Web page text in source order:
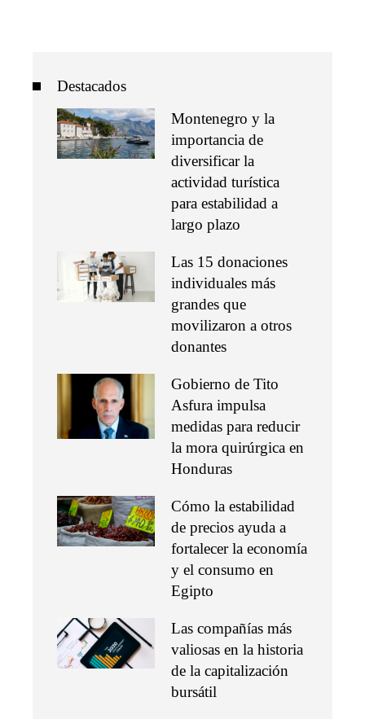
Destacados
Montenegro y la
importancia de
diversificar la
actividad turística
para estabilidad a
largo plazo
Las 15 donaciones
individuales más
grandes que
movilizaron a otros
donantes
Gobierno de Tito
Asfura impulsa
medidas para reducir
la mora quirúrgica en
Honduras
Cómo la estabilidad
de precios ayuda a
fortalecer la economía
y el consumo en
Egipto
Las compañías más
valiosas en la historia
de la capitalización
bursátil